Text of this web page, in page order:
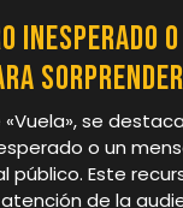
inesperado
se
o un
público. Este
de la